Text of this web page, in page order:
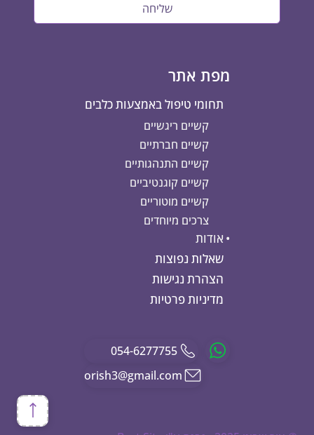
שליחה
מפת אתר
תחומי טיפול באמצעות כלבים
קשיים ריגשיים
קשיים חברתיים
קשיים התנהגותיים
קשיים קוגנטיביים
קשיים מוטוריים
צרכים מיוחדים
אודות
שאלות נפוצות
הצהרת נגישות
מדיניות פרטיות
054-6277755
orish3@gmail.com